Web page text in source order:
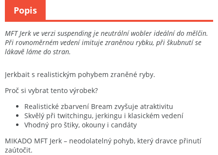
MFT Jerk ve verzi suspending je neutrální wobler ideální do mělčin.
Při rovnoměrném vedení imituje zraněnou rybku, při škubnutí se
lákavě láme do stran.
Jerkbait s realistickým pohybem zraněné ryby.
Proč si vybrat tento výrobek?
Realistické zbarvení Bream zvyšuje atraktivitu
Skvělý při twitchingu, jerkingu i klasickém vedení
Vhodný pro štiky, okouny i candáty
MIKADO MFT Jerk – neodolatelný pohyb, který dravce přinutí
zaútočit.
Popis